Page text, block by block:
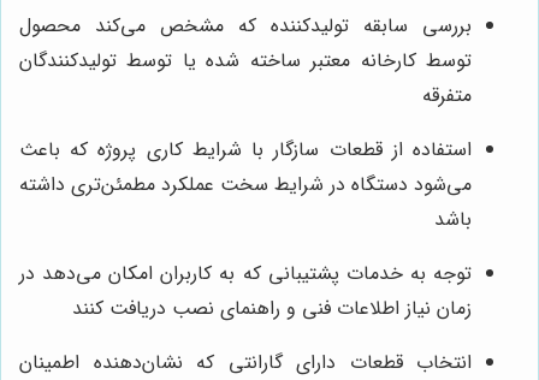
بررسی سابقه تولیدکننده که مشخص می‌کند محصول
توسط کارخانه معتبر ساخته شده یا توسط تولیدکنندگان
متفرقه
استفاده از قطعات سازگار با شرایط کاری پروژه که باعث
می‌شود دستگاه در شرایط سخت عملکرد مطمئن‌تری داشته
باشد
توجه به خدمات پشتیبانی که به کاربران امکان می‌دهد در
زمان نیاز اطلاعات فنی و راهنمای نصب دریافت کنند
انتخاب قطعات دارای گارانتی که نشان‌دهنده اطمینان